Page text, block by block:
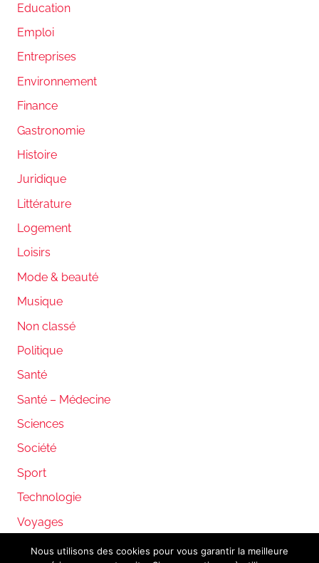
Education
Emploi
Entreprises
Environnement
Finance
Gastronomie
Histoire
Juridique
Littérature
Logement
Loisirs
Mode & beauté
Musique
Non classé
Politique
Santé
Santé – Médecine
Sciences
Société
Sport
Technologie
Voyages
Nous utilisons des cookies pour vous garantir la meilleure